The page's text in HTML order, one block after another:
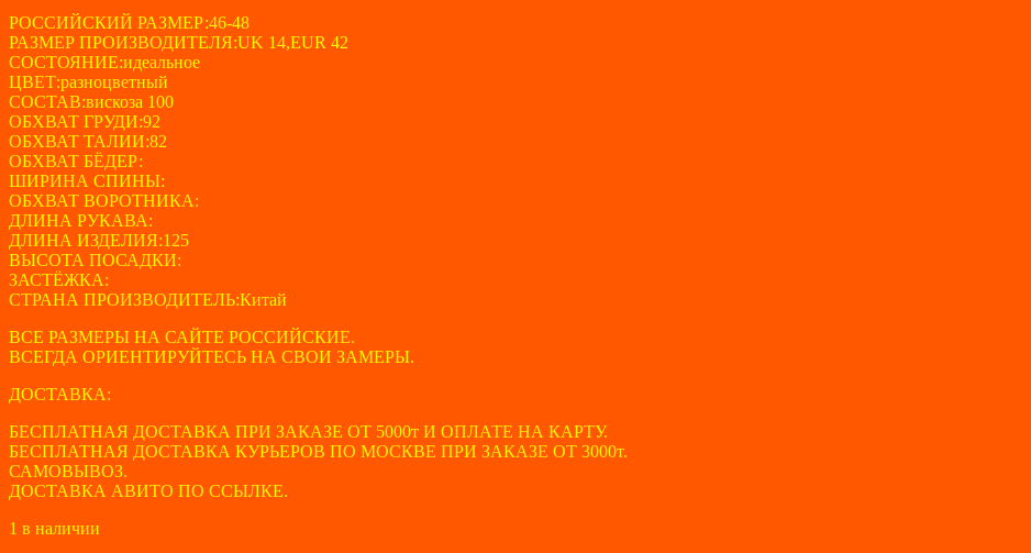
составляла
3400 ₽.
920 ₽.
РОССИЙСКИЙ РАЗМЕР:46-48
РАЗМЕР ПРОИЗВОДИТЕЛЯ:UK 14,EUR 42
СОСТОЯНИЕ:идеальное
ЦВЕТ:разноцветный
СОСТАВ:вискоза 100
ОБХВАТ ГРУДИ:92
ОБХВАТ ТАЛИИ:82
ОБХВАТ БЁДЕР:
ШИРИНА СПИНЫ:
ОБХВАТ ВОРОТНИКА:
ДЛИНА РУКАВА:
ДЛИНА ИЗДЕЛИЯ:125
ВЫСОТА ПОСАДКИ:
ЗАСТЁЖКА:
СТРАНА ПРОИЗВОДИТЕЛЬ:Китай
ВСЕ РАЗМЕРЫ НА САЙТЕ РОССИЙСКИЕ.
ВСЕГДА ОРИЕНТИРУЙТЕСЬ НА СВОИ ЗАМЕРЫ.
ДОСТАВКА:
БЕСПЛАТНАЯ ДОСТАВКА ПРИ ЗАКАЗЕ ОТ 5000т И ОПЛАТЕ НА КАРТУ.
БЕСПЛАТНАЯ ДОСТАВКА КУРЬЕРОВ ПО МОСКВЕ ПРИ ЗАКАЗЕ ОТ 3000т.
САМОВЫВОЗ.
ДОСТАВКА АВИТО ПО ССЫЛКЕ.
1 в наличии